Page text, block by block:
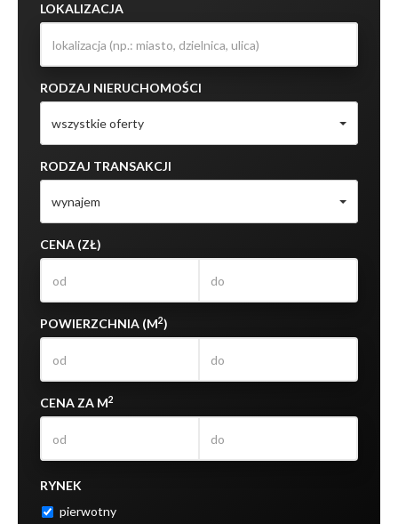
LOKALIZACJA
RODZAJ NIERUCHOMOŚCI
wszystkie oferty
RODZAJ TRANSAKCJI
wynajem
CENA (ZŁ)
POWIERZCHNIA (M2)
CENA ZA M2
RYNEK
pierwotny